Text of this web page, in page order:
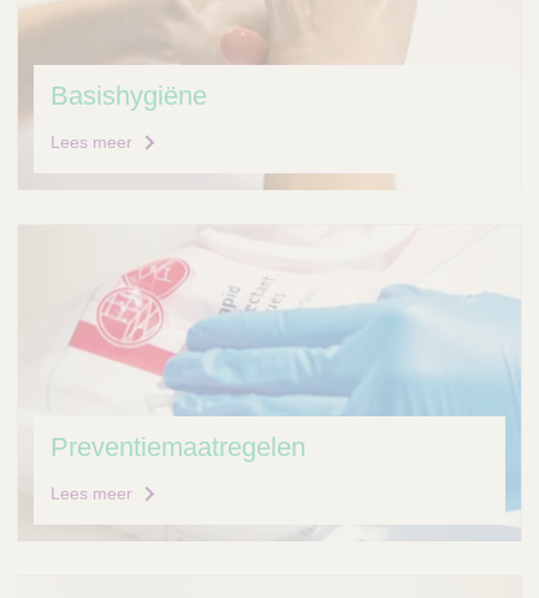
Basishygiëne
Lees meer
Preventiemaatregelen
Lees meer